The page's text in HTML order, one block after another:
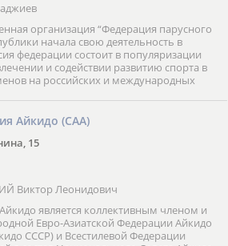
организация “Федерация парусного
начала свою деятельность в
федерации состоит в популяризации
и содействии развитию спорта в
на российских и международных
Айкидо (САА)
15
Виктор Леонидович
является коллективным членом и
Евро-Азиатской Федерации Айкидо
СССР) и Всестилевой Федерации